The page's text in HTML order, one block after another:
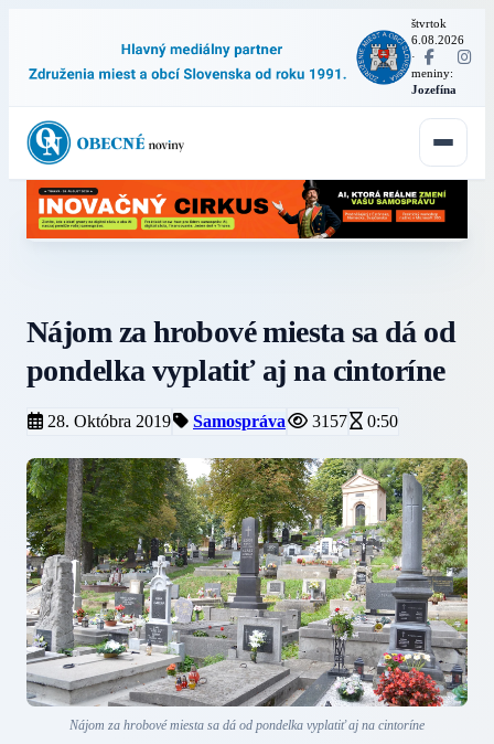
štvrtok
6.08.2026
·
meniny:
Jozefína
Nájom za hrobové miesta sa dá od
pondelka vyplatiť aj na cintoríne
28. Októbra 2019 Samospráva 3157 0:50
Nájom za hrobové miesta sa dá od pondelka vyplatiť aj na cintoríne